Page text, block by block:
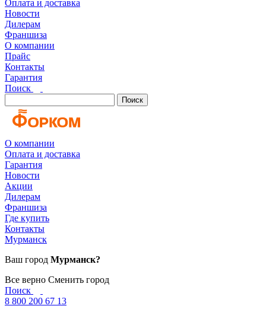
Оплата и доставка
Новости
Дилерам
Франшиза
О компании
Прайс
Контакты
Гарантия
Поиск
Поиск
О компании
Оплата и доставка
Гарантия
Новости
Акции
Дилерам
Франшиза
Где купить
Контакты
Мурманск
Ваш город Мурманск?
Все верно Сменить город
Поиск
8 800 200 67 13